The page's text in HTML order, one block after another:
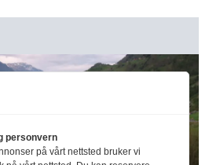
personvern
på vårt nettsted bruker vi